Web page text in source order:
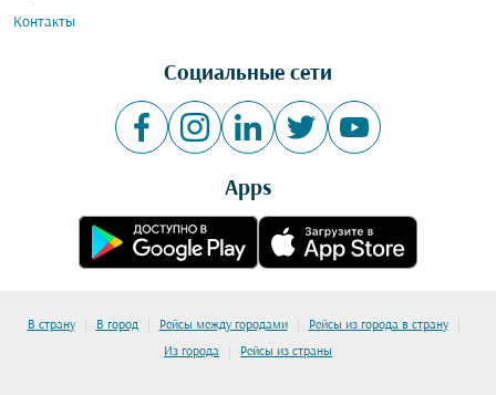
Контакты
Социальные сети
Apps
В страну | В город | Рейсы между городами | Рейсы из города в страну |
Из города | Рейсы из страны